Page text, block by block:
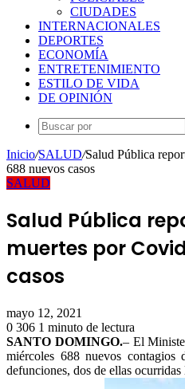
CIUDADES
INTERNACIONALES
DEPORTES
ECONOMÍA
ENTRETENIMIENTO
ESTILO DE VIDA
DE OPINIÓN
Inicio/SALUD/Salud Pública
688 nuevos casos
SALUD
Salud Pública
muertes por
casos
mayo 12, 2021
0 306 1 minuto de lectura
Facebook
Twitter
LinkedIn
Tumblr
Pinterest
Reddit
Pocket
SANTO DOMINGO.– El
miércoles 688 nuevos
defunciones, dos de ellas